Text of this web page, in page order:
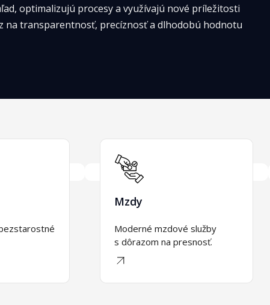
optimalizujú procesy a využívajú nové príležitosti
na transparentnosť, precíznosť a dlhodobú hodnotu
Mzdy
Moderné mzdové služby
s dôrazom na presnosť.